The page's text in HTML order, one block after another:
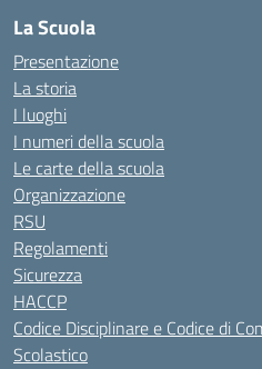
La Scuola
Presentazione
La storia
I luoghi
I numeri della scuola
Le carte della scuola
Organizzazione
RSU
Regolamenti
Sicurezza
HACCP
Codice Disciplinare e Codice di
Scolastico